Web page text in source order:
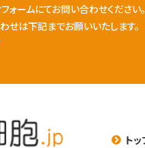
ォームにてお問い合わせください。
せは下記までお願いいたします。
ト